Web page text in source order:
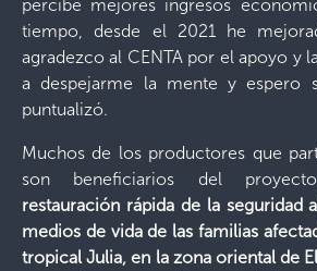
percibe mejores ingresos
tiempo, desde el 2021 he
agradezco al CENTA por el apoyo y
a despejarme la mente y espero
puntualizó.
Muchos de los productores que
son beneficiarios del
restauración rápida de la seguridad
medios de vida de las familias
tropical Julia, en la zona oriental de